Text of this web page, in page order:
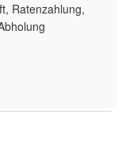
Ratenzahlung,